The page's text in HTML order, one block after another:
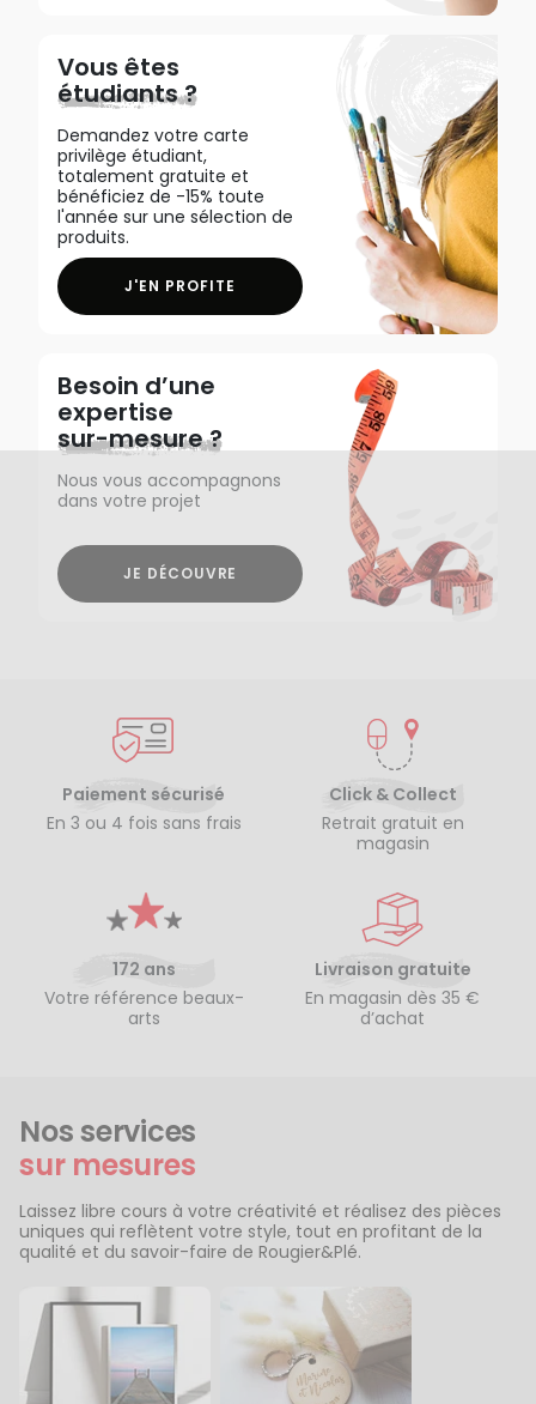
Vous êtes
étudiants ?
Demandez votre carte
privilège étudiant,
totalement gratuite et
bénéficiez de -15% toute
l'année sur une sélection de
produits.
J'EN PROFITE
Besoin d’une
expertise
sur-mesure ?
Nous vous accompagnons
dans votre projet
JE DÉCOUVRE
Paiement sécurisé
En 3 ou 4 fois sans frais
Click & Collect
Retrait gratuit en
magasin
172 ans
Votre référence beaux-
arts
Livraison gratuite
En magasin dès 35 €
d’achat
Nos services
sur mesures
Laissez libre cours à votre créativité et réalisez des pièces
uniques qui reflètent votre style, tout en profitant de la
qualité et du savoir-faire de Rougier&Plé.